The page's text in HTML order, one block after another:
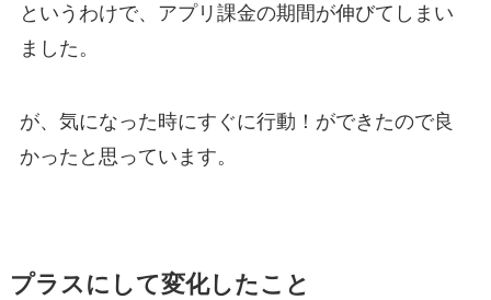
というわけで、アプリ課金の期間が伸びてしまい
ました。
が、気になった時にすぐに行動！ができたので良
かったと思っています。
プラスにして変化したこと